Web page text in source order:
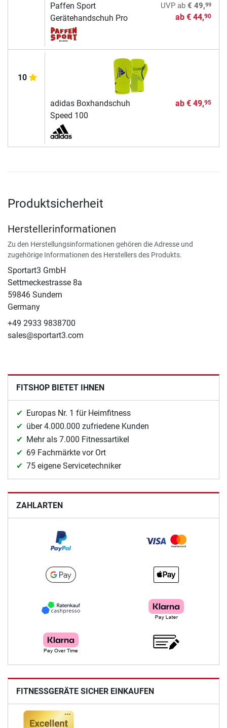
Paffen Sport
Gerätehandschuh Pro
UVPab € 49,99
ab € 44,90
10
adidas Boxhandschuh
Speed 100
ab € 49,95
Produktsicherheit
Herstellerinformationen
Zu den Herstellungsinformationen gehören die Adresse und
zugehörige Informationen des Herstellers des Produkts.
Sportart3 GmbH
Settmeckestrasse 8a
59846 Sundern
Germany
+49 2933 9838700
sales@sportart3.com
FITSHOP BIETET IHNEN
Europas Nr. 1 für Heimfitness
über 4.000.000 zufriedene Kunden
Mehr als 7.000 Fitnessartikel
69 Fachmärkte vor Ort
75 eigene Servicetechniker
ZAHLARTEN
FITNESSGERÄTE SICHER EINKAUFEN